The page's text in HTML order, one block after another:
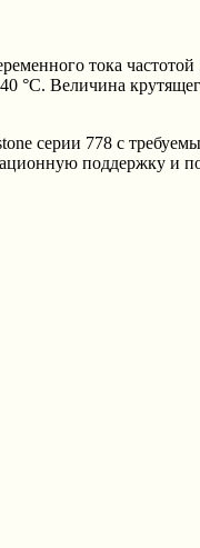
тока
°C. Величина
серии 778 с
поддержку и